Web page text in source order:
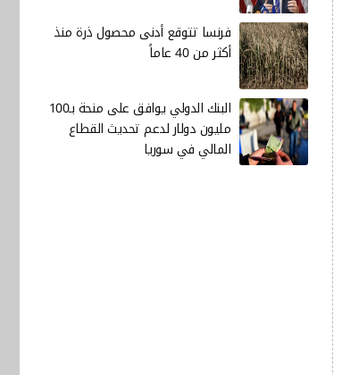
فرنسا تتوقع أدنى محصول ذرة منذ
أكثر من 40 عاماً
البنك الدولي يوافق على منحة بـ100
مليون دولار لدعم تحديث القطاع
المالي في سوريا